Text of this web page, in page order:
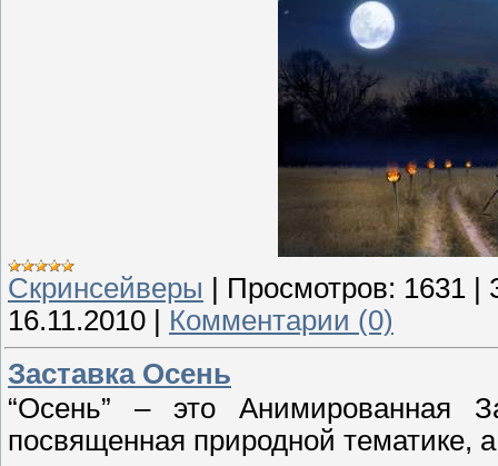
Скринсейверы Просмотров: 1631
16.11.2010
Комментарии (0)
Заставка Осень
“Осень” – это Анимированная
посвященная природной тематике,